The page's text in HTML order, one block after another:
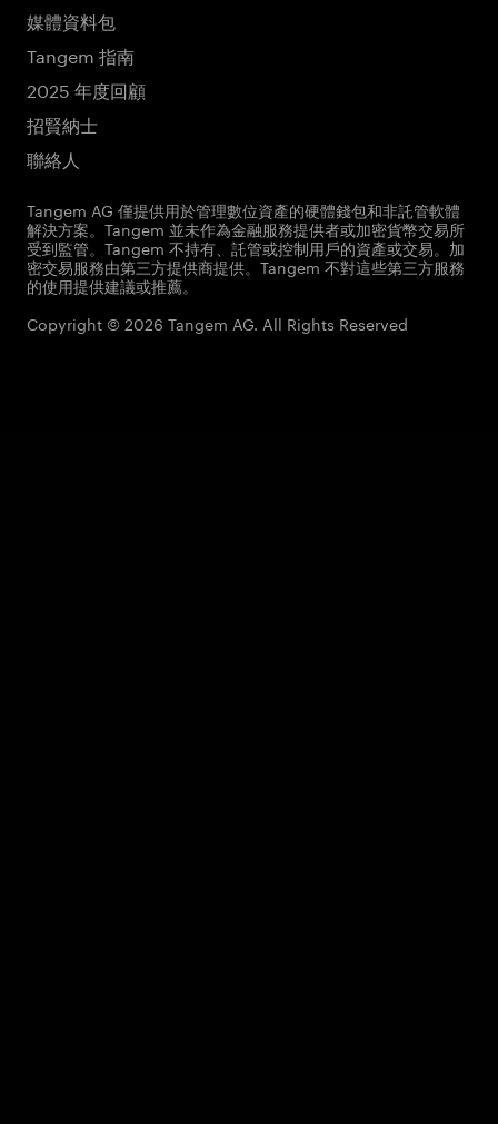
媒體資料包
Tangem 指南
2025 年度回顧
招賢納士
聯絡人
Tangem AG 僅提供用於管理數位資產的硬體錢包和非託管軟體
解決方案。Tangem 並未作為金融服務提供者或加密貨幣交易所
受到監管。Tangem 不持有、託管或控制用戶的資產或交易。加
密交易服務由第三方提供商提供。Tangem 不對這些第三方服務
的使用提供建議或推薦。